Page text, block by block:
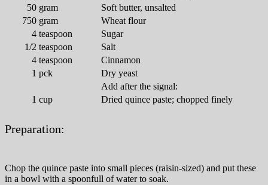
50 gram
Soft butter, unsalted
750 gram
Wheat flour
4 teaspoon
Sugar
1/2 teaspoon
Salt
4 teaspoon
Cinnamon
1 pck
Dry yeast
Add after the signal:
1 cup Dried quince paste; chopped finely
Preparation:
Chop the quince paste into small pieces (raisin-sized) and put these
in a bowl with a spoonfull of water to soak.